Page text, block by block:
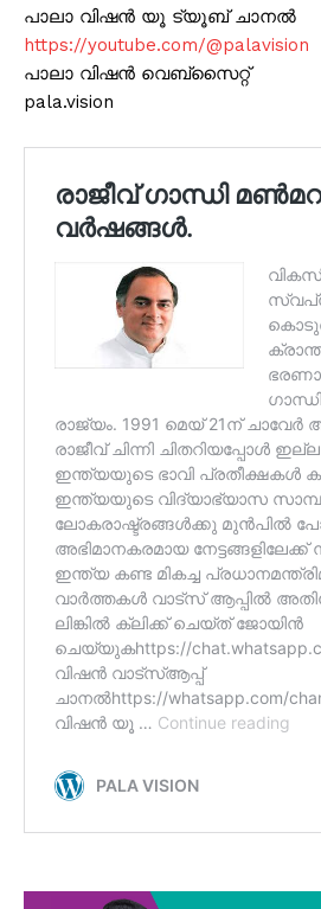
പാലാ വിഷൻ യൂ ട്യൂബ് ചാനൽ
https://youtube.com/@palavision
പാലാ വിഷൻ വെബ്സൈറ്റ്
pala.vision